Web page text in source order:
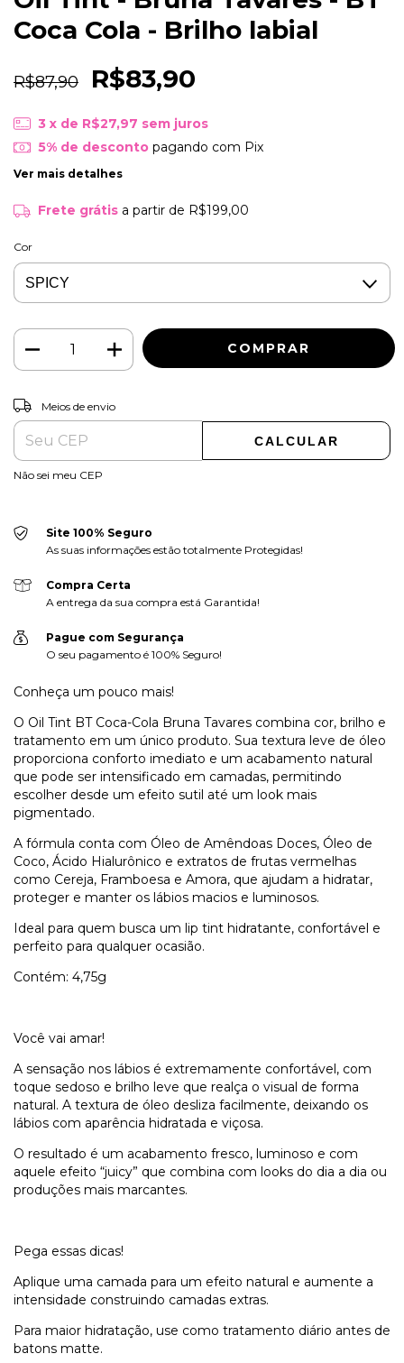
Coca Cola - Brilho labial
R$87,90 R$83,90
3 x de R$27,97 sem juros
5% de descontopagando com Pix
Ver mais detalhes
Frete grátis a partir de R$199,00
Cor
Entregas para o CEP:
Meios de envio
CALCULAR
Não sei meu CEP
Site 100% Seguro
As suas informações estão totalmente Protegidas!
Compra Certa
A entrega da sua compra está Garantida!
Pague com Segurança
O seu pagamento é 100% Seguro!
Conheça um pouco mais!
O Oil Tint BT Coca-Cola Bruna Tavares combina cor, brilho e
tratamento em um único produto. Sua textura leve de óleo
proporciona conforto imediato e um acabamento natural
que pode ser intensificado em camadas, permitindo
escolher desde um efeito sutil até um look mais
pigmentado.
A fórmula conta com Óleo de Amêndoas Doces, Óleo de
Coco, Ácido Hialurônico e extratos de frutas vermelhas
como Cereja, Framboesa e Amora, que ajudam a hidratar,
proteger e manter os lábios macios e luminosos.
Ideal para quem busca um lip tint hidratante, confortável e
perfeito para qualquer ocasião.
Contém: 4,75g
Você vai amar!
A sensação nos lábios é extremamente confortável, com
toque sedoso e brilho leve que realça o visual de forma
natural. A textura de óleo desliza facilmente, deixando os
lábios com aparência hidratada e viçosa.
O resultado é um acabamento fresco, luminoso e com
aquele efeito “juicy” que combina com looks do dia a dia ou
produções mais marcantes.
Pega essas dicas!
Aplique uma camada para um efeito natural e aumente a
intensidade construindo camadas extras.
Para maior hidratação, use como tratamento diário antes de
batons matte.